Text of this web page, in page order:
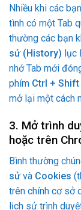
Nhiều khi các
tình có một Tab
thường các bạn
sử (History) lục
nhớ Tab mới
phím Ctrl + Shift
mở lại một cách
3. Mở trình
hoặc trên
Bình thường
sửvà Cookies
trên chính cơ sở
lịch sử trình